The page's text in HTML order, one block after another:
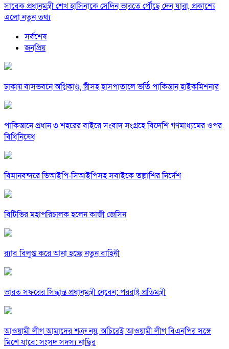
সাবেক প্রধানমন্ত্রী শেখ হাসিনাকে সেদিন ভারতে পৌঁছে দেন যারা, প্রকাশ্যে
এলো নতুন তথ্য
সর্বশেষ
জনপ্রিয়
ঢাকায় বাসভবনে অগ্নিকাণ্ড, স্ত্রীসহ হাসপাতালে ভর্তি পাকিস্তান হাইকমিশনার
পাকিস্তানে প্রধান ৩ শহরের বাইরে সংবাদ সংগ্রহে বিদেশি গণমাধ্যমের ওপর
বিধিনিষেধ
বিমানবন্দরে ভিআইপি-সিআইপিসহ সবাইকে তল্লাশির নির্দেশ
বিটিভির মহাপরিচালক হলেন কাজী জেসিন
র‍্যাব বিলুপ্ত করে আনা হচ্ছে নতুন বাহিনী
ভারত সফরের সিদ্ধান্ত প্রধানমন্ত্রী নেবেন: পররাষ্ট্র প্রতিমন্ত্রী
আওয়ামী লীগ আমাদের শত্রু নয়, অচিরেই আওয়ামী লীগ বিএনপির সঙ্গে
মিশে যাবে: সংসদ সদস্য নাছির